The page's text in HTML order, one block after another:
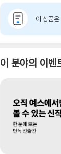
이 상품
이 분야의 이벤